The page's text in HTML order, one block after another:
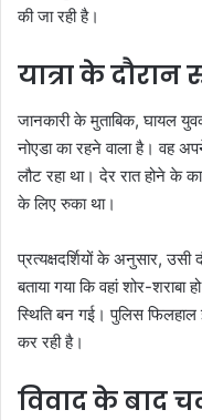
की जा रही है।
यात्रा के
जानकारी के मुताबिक, घायल
नोएडा का रहने वाला है। वह
लौट रहा था। देर रात होने के
के लिए रुका था।
प्रत्यक्षदर्शियों के अनुसार,
बताया गया कि वहां शोर-शराबा
स्थिति बन गई। पुलिस
कर रही है।
विवाद के बाद